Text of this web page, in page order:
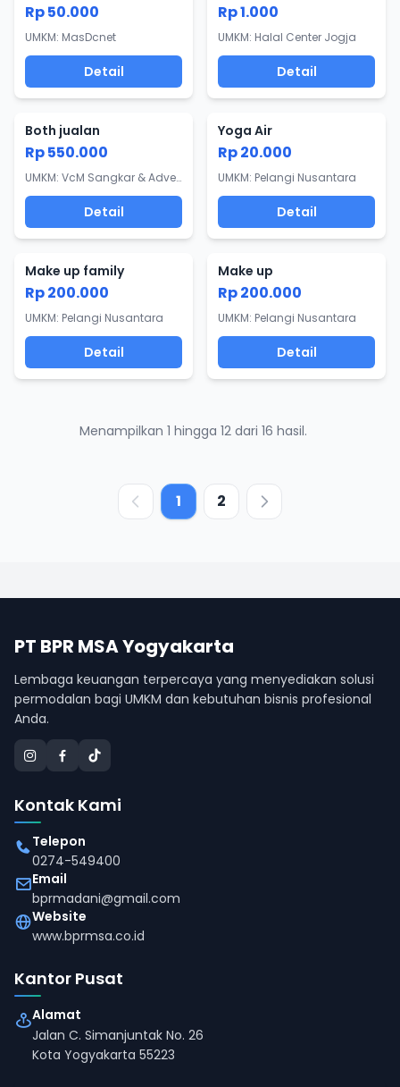
Rp 50.000
UMKM: MasDcnet
Detail
Rp 1.000
UMKM: Halal Center Jogja
Detail
Both jualan
Rp 550.000
UMKM: VcM Sangkar & Advertising
Detail
Yoga Air
Rp 20.000
UMKM: Pelangi Nusantara
Detail
Make up family
Rp 200.000
UMKM: Pelangi Nusantara
Detail
Make up
Rp 200.000
UMKM: Pelangi Nusantara
Detail
Menampilkan 1 hingga 12 dari 16 hasil.
1 2
PT BPR MSA Yogyakarta
Lembaga keuangan terpercaya yang menyediakan solusi
permodalan bagi UMKM dan kebutuhan bisnis profesional
Anda.
Kontak Kami
Telepon
0274-549400
Email
bprmadani@gmail.com
Website
www.bprmsa.co.id
Kantor Pusat
Alamat
Jalan C. Simanjuntak No. 26
Kota Yogyakarta 55223